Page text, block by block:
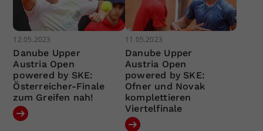
12.05.2023
Danube Upper
Austria Open
powered by SKE:
Österreicher-Finale
zum Greifen nah!
11.05.2023
Danube Upper
Austria Open
powered by SKE:
Ofner und Novak
komplettieren
Viertelfinale